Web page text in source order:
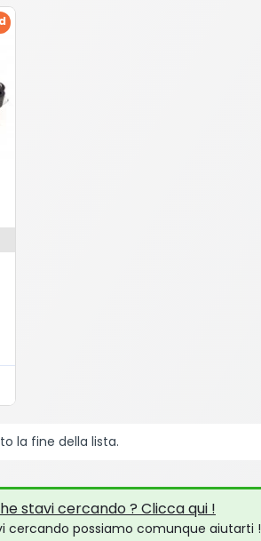
la fine della lista.
stavi cercando ? Clicca qui !
cercando possiamo comunque aiutarti !